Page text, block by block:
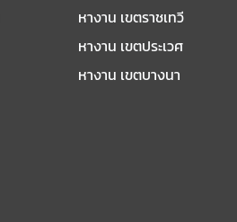
หางาน เขตราชเทวี
หางาน เขตประเวศ
หางาน เขตบางนา